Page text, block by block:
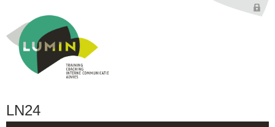
LN24